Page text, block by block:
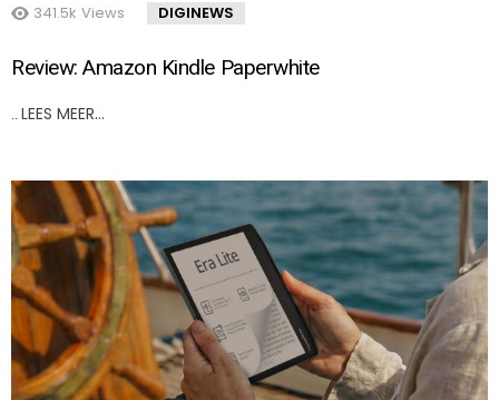
341.5k Views DIGINEWS
Review: Amazon Kindle Paperwhite
LEES MEER…